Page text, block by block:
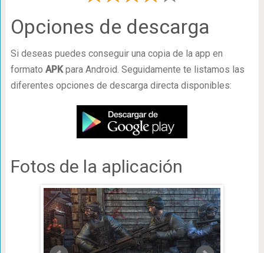
Opciones de descarga
Si deseas puedes conseguir una copia de la app en
formato APKpara Android. Seguidamente te listamos las
diferentes opciones de descarga directa disponibles:
Fotos de la aplicación